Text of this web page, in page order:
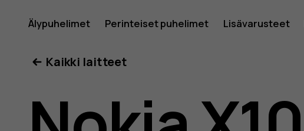
Nokia
X10
Älypuhelimet Perinteiset puhelimet Lisävarusteet
Kaikki laitteet